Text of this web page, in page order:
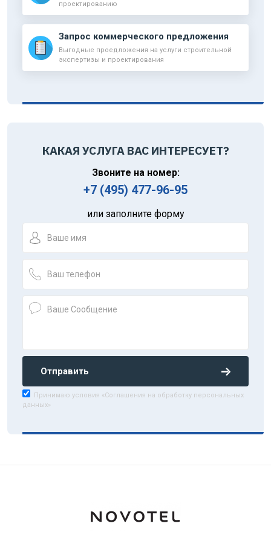
проектированию
Запрос коммерческого предложения
Выгодные проедложения на услуги строительной
экспертизы и проектирования
КАКАЯ УСЛУГА ВАС ИНТЕРЕСУЕТ?
Звоните на номер:
+7 (495) 477-96-95
или заполните форму
Отправить
Принимаю условия «Соглашения на обработку персональных
данных»